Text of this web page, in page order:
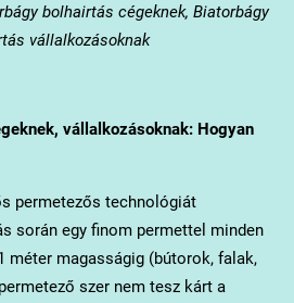
bolhairtás cégeknek, Biatorbágy
vállalkozásoknak
vállalkozásoknak: Hogyan
permetezős technológiát
során egy finom permettel minden
méter magasságig (bútorok, falak,
szer nem tesz kárt a